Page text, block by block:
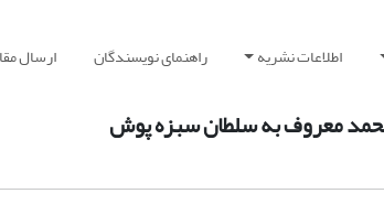
اطلاعات نشریه راهنمای نویسندگان ارسال
معروف به سلطان سبزه پوش